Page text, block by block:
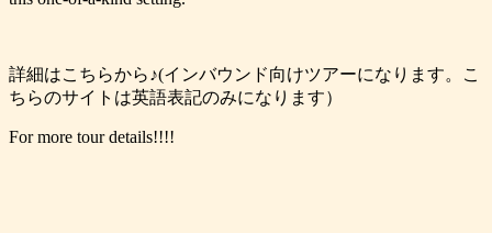
詳細はこちらから♪(インバウンド向けツアーになります。こ
ちらのサイトは英語表記のみになります）
For more tour details!!!!